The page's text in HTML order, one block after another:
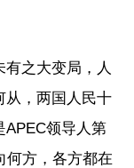
之大变局，人
从，两国人民十
APEC领导人第
何方，各方都在